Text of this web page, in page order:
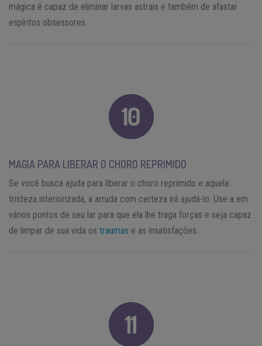
mágica é capaz de eliminar larvas astrais e também de afastar
espíritos obsessores.
MAGIA PARA LIBERAR O CHORO REPRIMIDO
Se você busca ajuda para liberar o choro reprimido e aquela
tristeza interiorizada, a arruda com certeza irá ajudá-lo. Use a em
vários pontos de seu lar para que ela lhe traga forças e seja capaz
de limpar de sua vida os traumas e as insatisfações.